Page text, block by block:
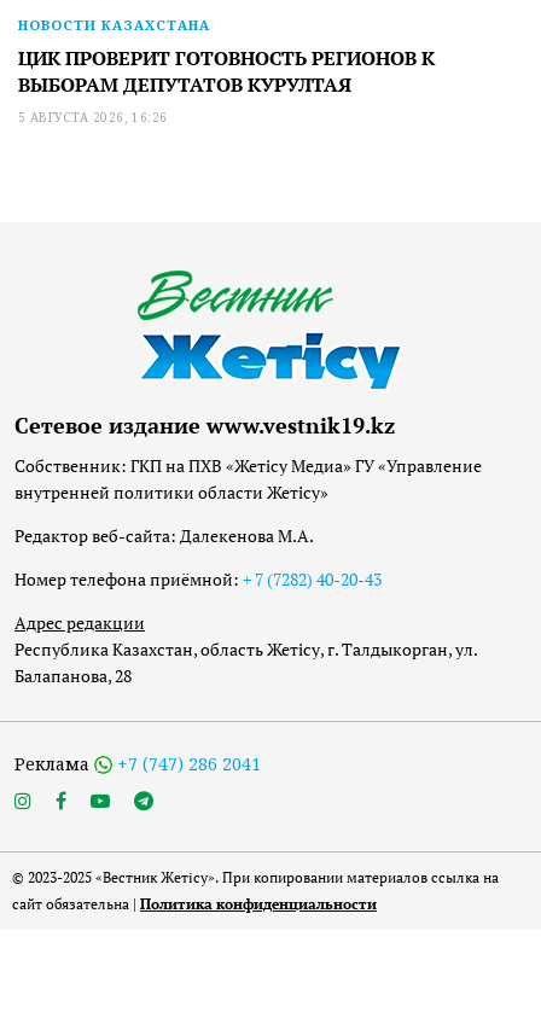
НОВОСТИ КАЗАХСТАНА
ЦИК ПРОВЕРИТ ГОТОВНОСТЬ РЕГИОНОВ К
ВЫБОРАМ ДЕПУТАТОВ КУРУЛТАЯ
5 АВГУСТА 2026, 16:26
Сетевое издание www.vestnik19.kz
Собственник: ГКП на ПХВ «Жетісу Медиа» ГУ «Управление
внутренней политики области Жетісу»
Редактор веб-сайта: Далекенова М.А.
Номер телефона приёмной: + 7 (7282) 40-20-43
Адрес редакции
Республика Казахстан, область Жетісу, г. Талдыкорган, ул.
Балапанова, 28
Реклама +7 (747) 286 2041
© 2023-2025 «Вестник Жетісу». При копировании материалов ссылка на
сайт обязательна | Политика конфиденциальности